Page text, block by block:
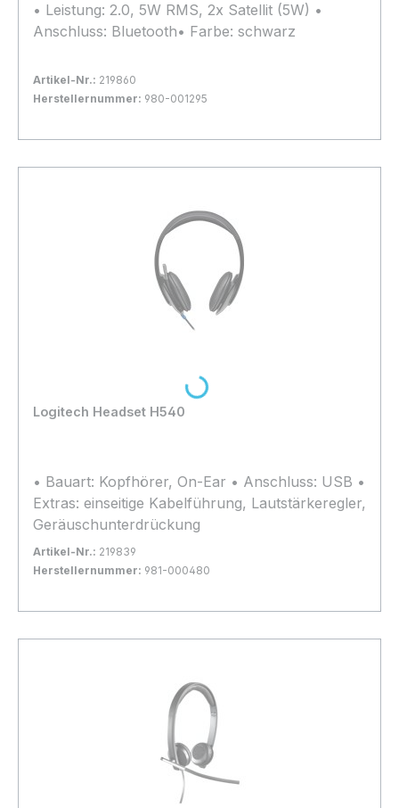
• Leistung: 2.0, 5W RMS, 2x Satellit (5W) •
Anschluss: Bluetooth• Farbe: schwarz
Artikel-Nr.: 219860
Herstellernummer: 980-001295
In den Warenkorb
Logitech Headset H540
• Bauart: Kopfhörer, On-Ear • Anschluss: USB •
Extras: einseitige Kabelführung, Lautstärkeregler,
Geräuschunterdrückung
Artikel-Nr.: 219839
Herstellernummer: 981-000480
In den Warenkorb
Loading...